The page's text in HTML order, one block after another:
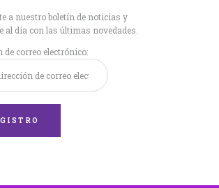
a nuestro boletín de noticias y
al día con las últimas novedades.
de correo electrónico: